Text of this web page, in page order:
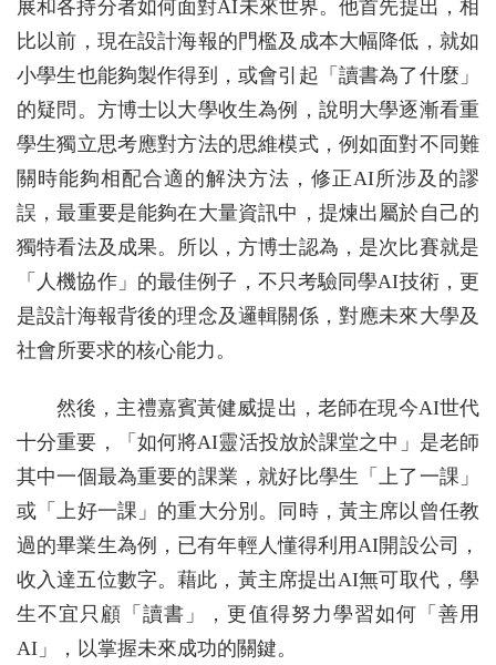
展和各持分者如何面對AI未來世界。他首先提出，相
比以前，現在設計海報的門檻及成本大幅降低，就如
小學生也能夠製作得到，或會引起「讀書為了什麼」
的疑問。方博士以大學收生為例，說明大學逐漸看重
學生獨立思考應對方法的思維模式，例如面對不同難
關時能夠相配合適的解決方法，修正AI所涉及的謬
誤，最重要是能夠在大量資訊中，提煉出屬於自己的
獨特看法及成果。所以，方博士認為，是次比賽就是
「人機協作」的最佳例子，不只考驗同學AI技術，更
是設計海報背後的理念及邏輯關係，對應未來大學及
社會所要求的核心能力。
然後，主禮嘉賓黃健威提出，老師在現今AI世代
十分重要，「如何將AI靈活投放於課堂之中」是老師
其中一個最為重要的課業，就好比學生「上了一課」
或「上好一課」的重大分別。同時，黃主席以曾任教
過的畢業生為例，已有年輕人懂得利用AI開設公司，
收入達五位數字。藉此，黃主席提出AI無可取代，學
生不宜只顧「讀書」，更值得努力學習如何「善用
AI」，以掌握未來成功的關鍵。